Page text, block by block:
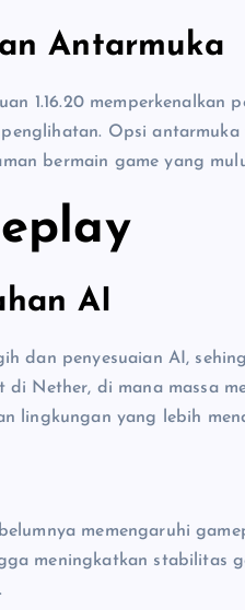
Antarmuka
1.16.20 memperkenalkan
Opsi
bermain game yang
AI
dan penyesuaian AI,
Nether, di mana massa
lingkungan yang lebih
memengaruhi
meningkatkan stabilitas